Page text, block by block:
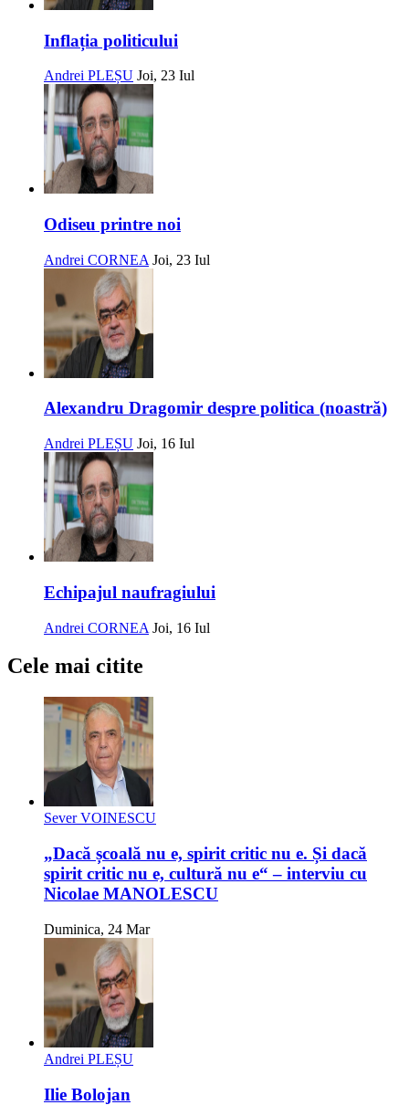
Inflația politicului
Andrei PLEȘU Joi, 23 Iul
Odiseu printre noi
Andrei CORNEA Joi, 23 Iul
Alexandru Dragomir despre politica (noastră)
Andrei PLEȘU Joi, 16 Iul
Echipajul naufragiului
Andrei CORNEA Joi, 16 Iul
Cele mai citite
Sever VOINESCU
„Dacă școală nu e, spirit critic nu e. Și dacă
spirit critic nu e, cultură nu e“ – interviu cu
Nicolae MANOLESCU
Duminica, 24 Mar
Andrei PLEȘU
Ilie Bolojan